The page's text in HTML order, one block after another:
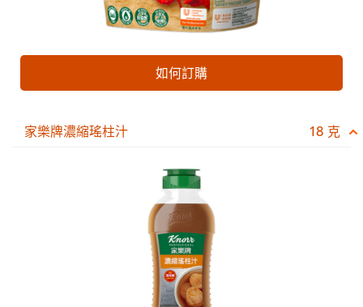
如何訂購
家樂牌濃縮瑤柱汁 18 克